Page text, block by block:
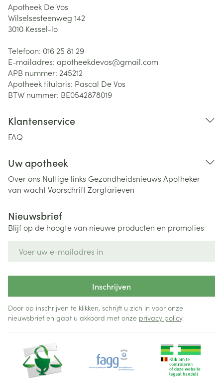
Apotheek De Vos
Wilselsesteenweg 142
3010 Kessel-lo
Telefoon: 016 25 81 29
E-mailadres: apotheekdevos@gmail.com
APB nummer: 245212
Apotheek titularis: Pascal De Vos
BTW nummer: BE0542878019
Klantenservice
FAQ
Uw apotheek
Over ons Nuttige links Gezondheidsnieuws Apotheker
van wachtVoorschriftZorgtarieven
Nieuwsbrief
Blijf op de hoogte van nieuwe producten en promoties
Inschrijven
Door op inschrijven te klikken, schrijft u zich in voor onze
nieuwsbrief en gaat u akkoord met onze privacy policy.